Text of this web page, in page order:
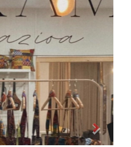
Next